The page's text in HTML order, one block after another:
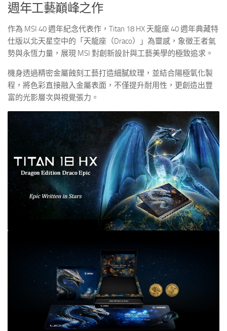
週年工藝巔峰之作
作為 MSI 40 週年紀念代表作，Titan 18 HX 天龍座 40 週年典藏特
仕版以北天星空中的「天龍座（Draco）」為靈感，象徵王者氣
勢與永恆力量，展現 MSI 對創新設計與工藝美學的極致追求。
機身透過精密金屬蝕刻工藝打造細膩紋理，並結合陽極氧化製
程，將色彩直接融入金屬表面，不僅提升耐用性，更創造出豐
富的光影層次與視覺張力。